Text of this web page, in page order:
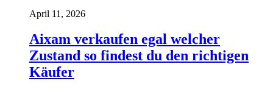
April 11, 2026
Aixam verkaufen egal welcher
Zustand so findest du den richtigen
Käufer